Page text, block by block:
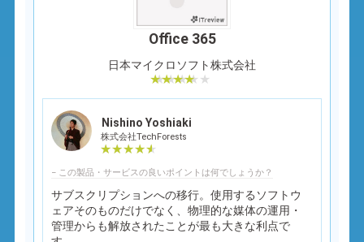
Office 365
日本マイクロソフト株式会社
Nishino Yoshiaki
株式会社TechForests
− この製品・サービスの良いポイントは何でしょうか？
サブスクリプションへの移行。使用するソフトウ
ェアそのものだけでなく、物理的な媒体の運用・
管理からも解放されたことが最も大きな利点で